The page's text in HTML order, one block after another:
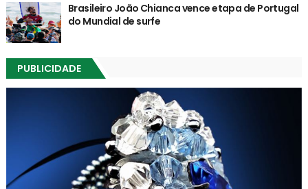
Brasileiro João Chianca vence etapa de Portugal
do Mundial de surfe
PUBLICIDADE